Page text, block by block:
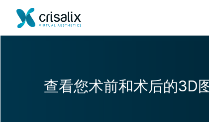
查看您术前和术后的3D